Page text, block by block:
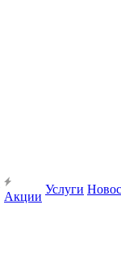
Акции
Услуги